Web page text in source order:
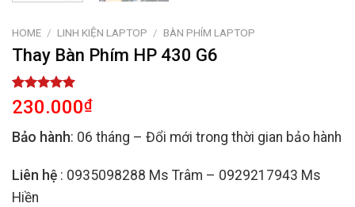
HOME / LINH KIỆN LAPTOP / BÀN PHÍM LAPTOP
Thay Bàn Phím HP 430 G6
Rated
5.00
out of 5
2
customer
230.000₫
Bảo hành: 06 tháng – Đổi mới trong thời gian bảo hành
Liên hệ : 0935098288 Ms Trâm – 0929217943 Ms
Hiền